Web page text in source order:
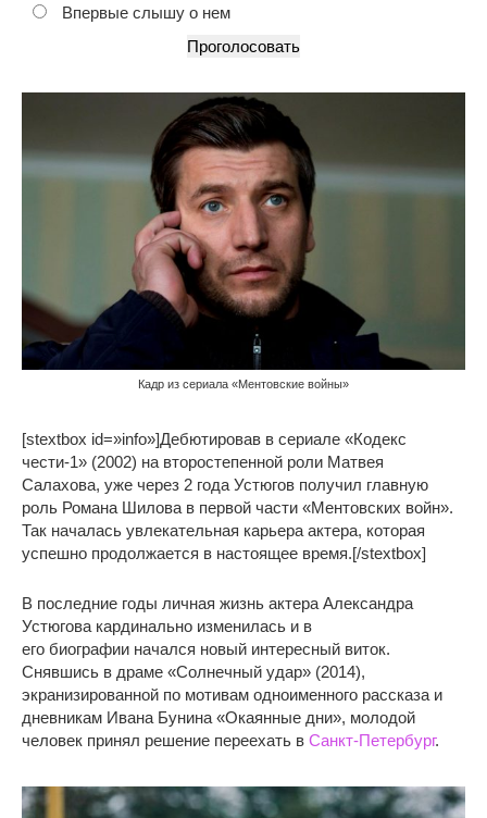
Впервые слышу о нем
Кадр из сериала «Ментовские войны»
[stextbox id=»info»]Дебютировав в сериале «Кодекс
чести-1» (2002) на второстепенной роли Матвея
Салахова, уже через 2 года Устюгов получил главную
роль Романа Шилова в первой части «Ментовских войн».
Так началась увлекательная карьера актера, которая
успешно продолжается в настоящее время.[/stextbox]
В последние годы личная жизнь актера Александра
Устюгова кардинально изменилась и в
его биографии начался новый интересный виток.
Снявшись в драме «Солнечный удар» (2014),
экранизированной по мотивам одноименного рассказа и
дневникам Ивана Бунина «Окаянные дни», молодой
человек принял решение переехать в Санкт-Петербург.